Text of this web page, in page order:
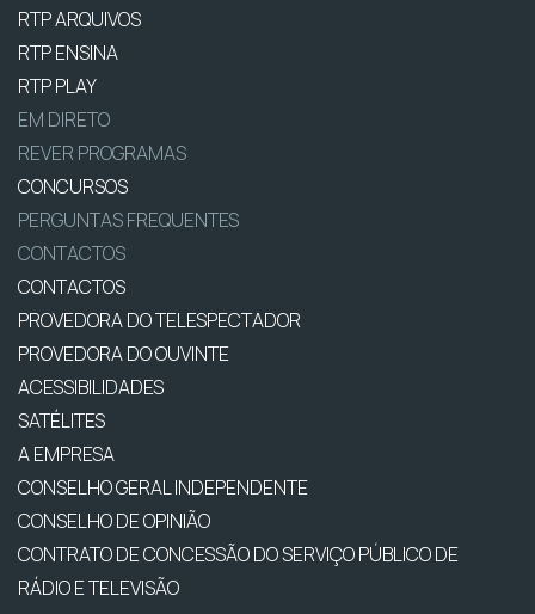
RTP ARQUIVOS
RTP ENSINA
RTP PLAY
EM DIRETO
REVER PROGRAMAS
CONCURSOS
PERGUNTAS FREQUENTES
CONTACTOS
CONTACTOS
PROVEDORA DO TELESPECTADOR
PROVEDORA DO OUVINTE
ACESSIBILIDADES
SATÉLITES
A EMPRESA
CONSELHO GERAL INDEPENDENTE
CONSELHO DE OPINIÃO
CONTRATO DE CONCESSÃO DO SERVIÇO PÚBLICO DE
RÁDIO E TELEVISÃO